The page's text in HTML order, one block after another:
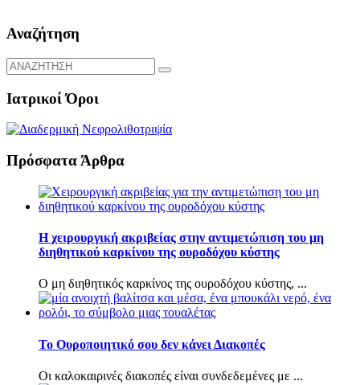
Αναζήτηση
Ιατρικοί Όροι
Πρόσφατα Άρθρα
Η χειρουργική ακριβείας στην αντιμετώπιση του μη
διηθητικού καρκίνου της ουροδόχου κύστης
Ο μη διηθητικός καρκίνος της ουροδόχου κύστης, ...
Το Ουροποιητικό σου δεν κάνει Διακοπές
Οι καλοκαιρινές διακοπές είναι συνδεδεμένες με ...